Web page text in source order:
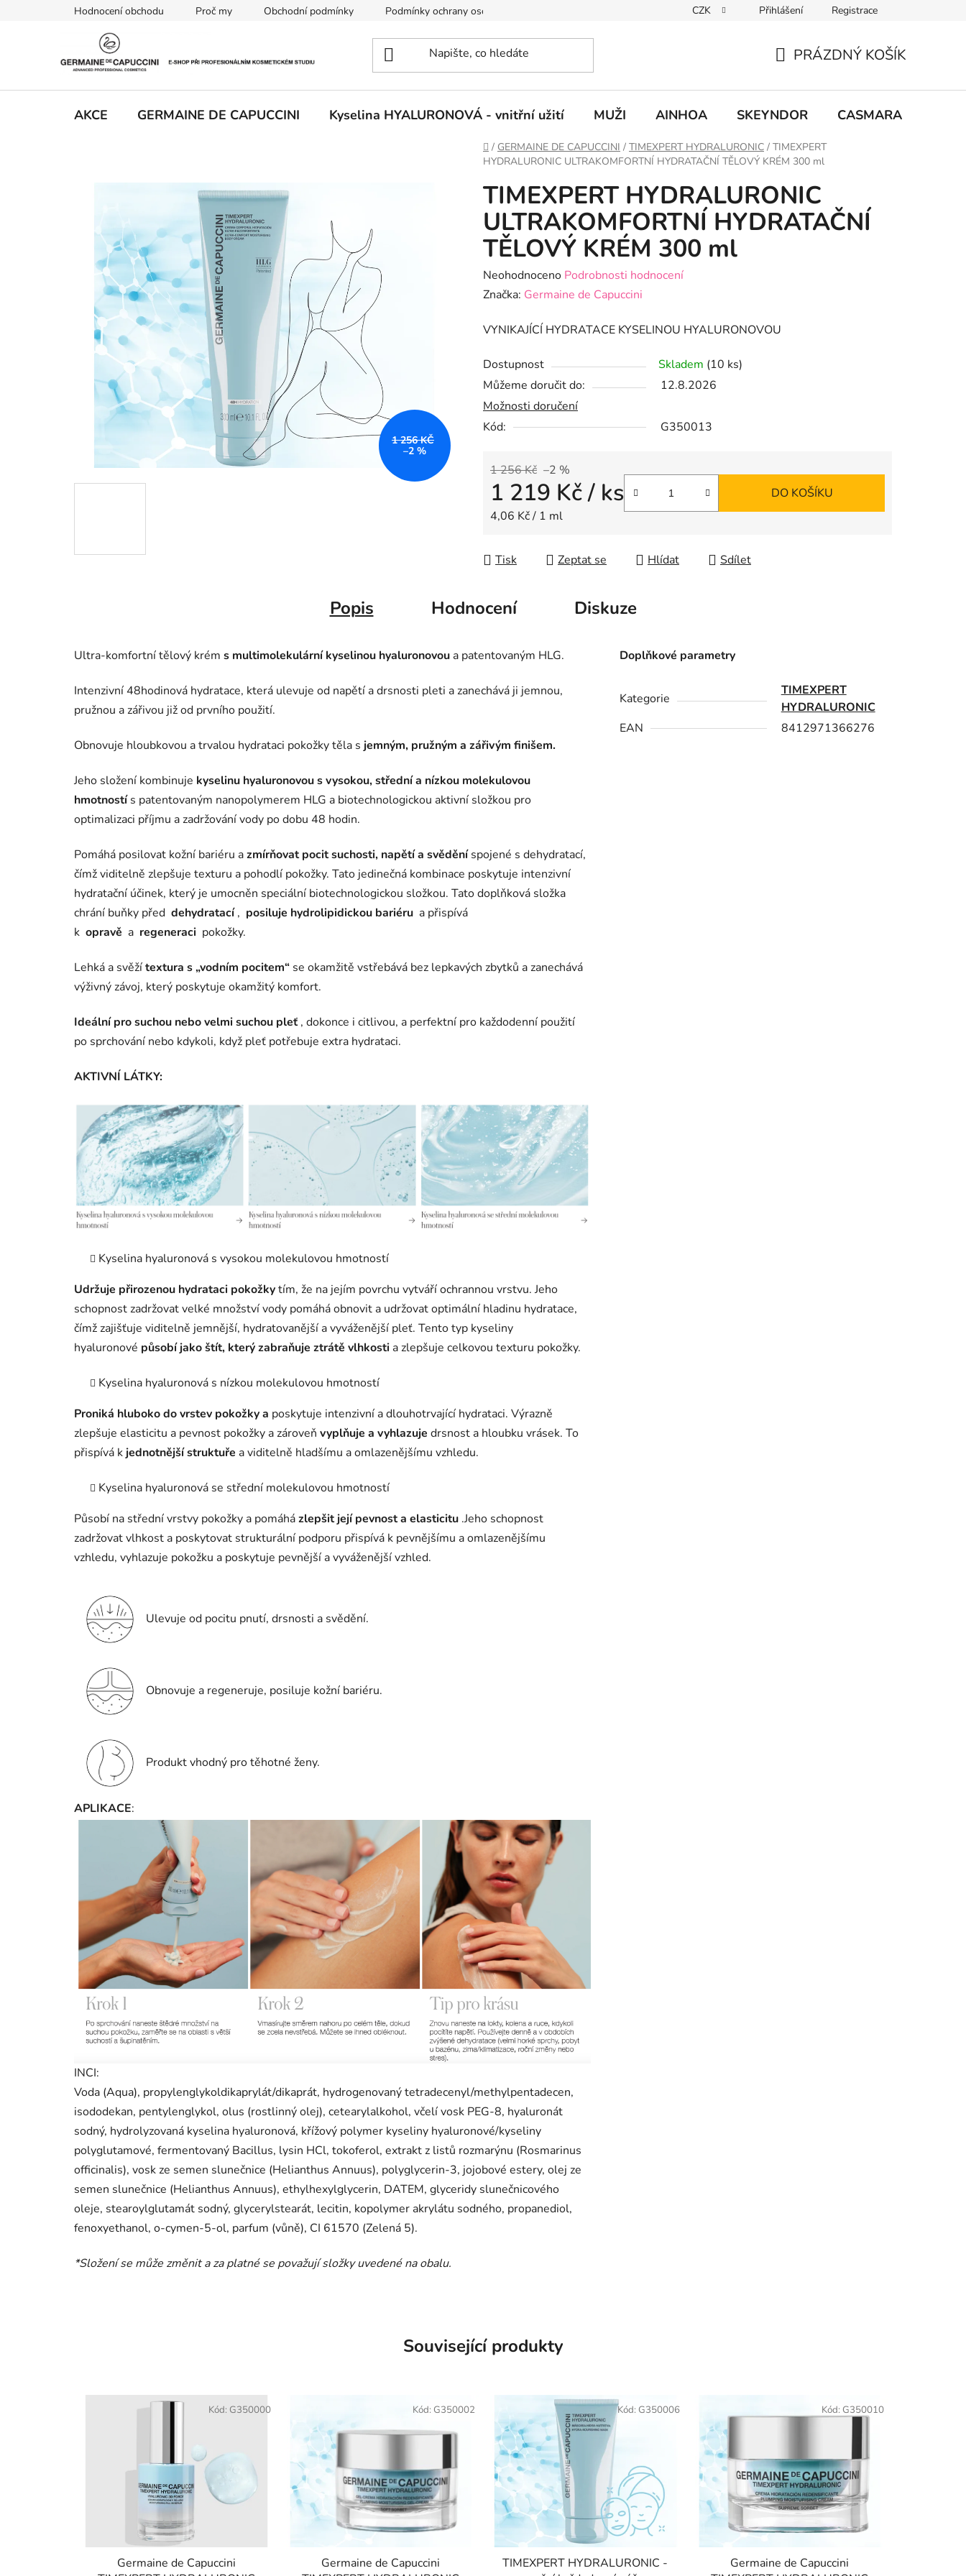
Hodnocení obchodu Proč my Obchodní podmínky Podmínky ochrany osobních údajů CZK Přihlášení Registrace
KOŠÍK
PRÁZDNÝ KOŠÍK
AKCE GERMAINE DE CAPUCCINI Kyselina HYALURONOVÁ - vnitřní užití MUŽI AINHOA SKEYNDOR CASMARA
Domů
/ GERMAINE DE CAPUCCINI / TIMEXPERT HYDRALURONIC / TIMEXPERT
HYDRALURONIC ULTRAKOMFORTNÍ HYDRATAČNÍ TĚLOVÝ KRÉM 300 ml
TIMEXPERT HYDRALURONIC
ULTRAKOMFORTNÍ HYDRATAČNÍ
TĚLOVÝ KRÉM 300 ml
Průměrné
hodnocení
je
z
5
hvězdiček.
Neohodnoceno Podrobnosti hodnocení
Značka: Germaine de Capuccini
VYNIKAJÍCÍ HYDRATACE KYSELINOU HYALURONOVOU
Dostupnost Skladem (10 ks)
Můžeme doručit do:
12.8.2026
Možnosti doručení
Kód:
G350013
1 256 Kč –2 %
1 219 Kč/ ks
Měrná cena:
4,06 Kč / 1 ml
DO KOŠÍKU
Tisk Zeptat se Hlídat Sdílet
1 256 KČ
–2 %
Popis Hodnocení Diskuze
Ultra-komfortní tělový krém s multimolekulární kyselinou hyaluronovou a patentovaným HLG.
Intenzivní 48hodinová hydratace, která ulevuje od napětí a drsnosti pleti a zanechává ji jemnou,
pružnou a zářivou již od prvního použití.
Obnovuje hloubkovou a trvalou hydrataci pokožky těla s jemným, pružným a zářivým finišem.
Jeho složení kombinuje kyselinu hyaluronovou s vysokou, střední a nízkou molekulovou
hmotností s patentovaným nanopolymerem HLG a biotechnologickou aktivní složkou pro
optimalizaci příjmu a zadržování vody po dobu 48 hodin.
Pomáhá posilovat kožní bariéru azmírňovat pocit suchosti, napětí a svědění spojené s dehydratací,
čímž viditelně zlepšuje texturu a pohodlí pokožky. Tato jedinečná kombinace poskytuje intenzivní
hydratační účinek, který je umocněn speciální biotechnologickou složkou. Tato doplňková složka
chrání buňky před dehydratací, posiluje hydrolipidickou bariéru a přispívá
k opravě a regeneraci pokožky.
Lehká a svěžítextura s „vodním pocitem“ se okamžitě vstřebává bez lepkavých zbytků a zanechává
výživný závoj, který poskytuje okamžitý komfort.
Ideální pro suchou nebo velmi suchou pleť , dokonce i citlivou, a perfektní pro každodenní použití
po sprchování nebo kdykoli, když pleť potřebuje extra hydrataci.
AKTIVNÍ LÁTKY:
Kyselina hyaluronová s vysokou molekulovou hmotností
Udržuje přirozenou hydrataci pokožkytím, že na jejím povrchu vytváří ochrannou vrstvu. Jeho
schopnost zadržovat velké množství vody pomáhá obnovit a udržovat optimální hladinu hydratace,
čímž zajišťuje viditelně jemnější, hydratovanější a vyváženější pleť. Tento typ kyseliny
hyaluronové působí jako štít, který zabraňuje ztrátě vlhkosti a zlepšuje celkovou texturu pokožky.
Kyselina hyaluronová s nízkou molekulovou hmotností
Proniká hluboko do vrstev pokožky a poskytuje intenzivní a dlouhotrvající hydrataci. Výrazně
zlepšuje elasticitu a pevnost pokožky a zároveň vyplňuje a vyhlazuje drsnost a hloubku vrásek. To
přispívá k jednotnější struktuře a viditelně hladšímu a omlazenějšímu vzhledu.
Kyselina hyaluronová se střední molekulovou hmotností
Působí na střední vrstvy pokožky a pomáházlepšit její pevnost a elasticitu .Jeho schopnost
zadržovat vlhkost a poskytovat strukturální podporu přispívá k pevnějšímu a omlazenějšímu
vzhledu, vyhlazuje pokožku a poskytuje pevnější a vyváženější vzhled.
Ulevuje od pocitu pnutí, drsnosti a svědění.
Obnovuje a regeneruje, posiluje kožní bariéru.
Produkt vhodný pro těhotné ženy.
APLIKACE:
INCI:
Voda (Aqua), propylenglykoldikaprylát/dikaprát, hydrogenovaný tetradecenyl/methylpentadecen,
isododekan, pentylenglykol, olus (rostlinný olej), cetearylalkohol, včelí vosk PEG-8, hyaluronát
sodný, hydrolyzovaná kyselina hyaluronová, křížový polymer kyseliny hyaluronové/kyseliny
polyglutamové, fermentovaný Bacillus, lysin HCl, tokoferol, extrakt z listů rozmarýnu (Rosmarinus
officinalis), vosk ze semen slunečnice (Helianthus Annuus), polyglycerin-3, jojobové estery, olej ze
semen slunečnice (Helianthus Annuus), ethylhexylglycerin, DATEM, glyceridy slunečnicového
oleje, stearoylglutamát sodný, glycerylstearát, lecitin, kopolymer akrylátu sodného, ​​propanediol,
fenoxyethanol, o-cymen-5-ol, parfum (vůně), CI 61570 (Zelená 5).
*Složení se může změnit a za platné se považují složky uvedené na obalu.
Doplňkové parametry
Kategorie
TIMEXPERT
HYDRALURONIC
EAN
8412971366276
Související produkty
Germaine de Capuccini
Kód: G350000
Germaine de Capuccini
Kód: G350002
TIMEXPERT HYDRALURONIC -
Kód: G350006
Germaine de Capuccini
Kód: G350010